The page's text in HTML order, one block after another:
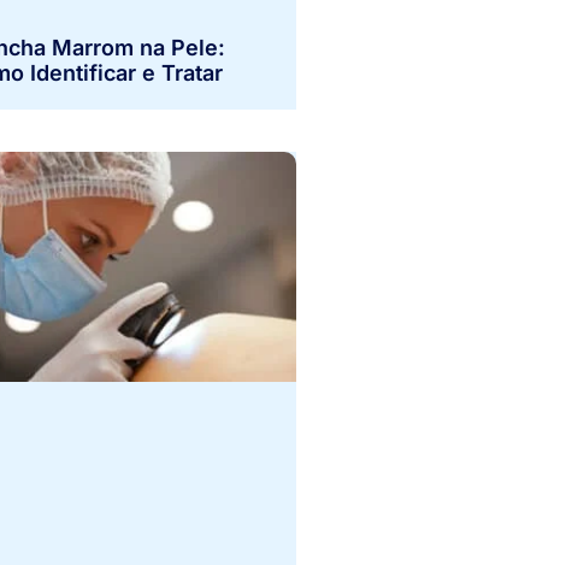
Marrom na Pele:
Identificar e Tratar